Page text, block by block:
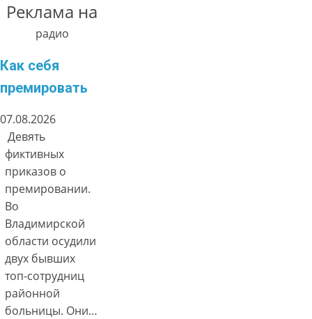
Реклама на
радио
Как себя
премировать
07.08.2026
Девять
фиктивных
приказов о
премировании.
Во
Владимирской
области осудили
двух бывших
топ-сотрудниц
районной
больницы. Они…